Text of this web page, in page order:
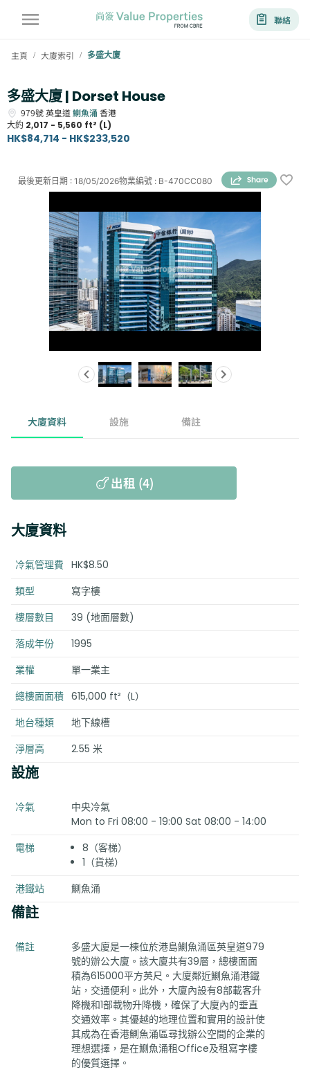
聯絡
主頁 / 大廈索引 / 多盛大廈
多盛大廈 | Dorset House
979號英皇道鰂魚涌 香港
大約 2,017 - 5,560 ft² (L)
HK$84,714 - HK$233,520
物業編號 : B-470CC080
最後更新日期 : 18/05/2026
大廈資料 設施 備註
出租 (4)
大廈資料
冷氣管理費 HK$8.50
類型
寫字樓
樓層數目
39 (地面層數)
落成年份
1995
業權
單一業主
總樓面面積 615,000 ft²（L）
地台種類
地下線槽
淨層高
2.55 米
設施
冷氣
中央冷氣
Mon to Fri 08:00 - 19:00 Sat 08:00 - 14:00
電梯
8（客梯）
1（貨梯）
港鐵站
鰂魚涌
備註
備註
多盛大廈是一棟位於港島鰂魚涌區英皇道979
號的辦公大廈。該大廈共有39層，總樓面面
積為615000平方英尺。大廈鄰近鰂魚涌港鐵
站，交通便利。此外，大廈內設有8部載客升
降機和1部載物升降機，確保了大廈內的垂直
交通效率。其優越的地理位置和實用的設計使
其成為在香港鰂魚涌區尋找辦公空間的企業的
理想選擇，是在鰂魚涌租Office及租寫字樓
的優質選擇。